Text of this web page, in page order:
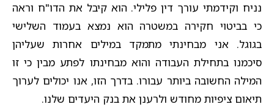
נניח וקידמתי עורך דין פלילי. הוא קיבל את הדו"ח וראה
כי בביטוי חקירה במשטרה הוא נמצא בעמוד השלישי
בגוגל. אני מבחינתי מתמקד במילים אחרות שעליהן
סיכמנו בתחילת העבודה והוא מבחינתו לפתע מבין כי זו
המילה החשובה ביותר עבורו. בדרך הזו, אנו יכולים לערוך
תיאום ציפיות מחודש ולרענן את בנק היעדים שלנו.